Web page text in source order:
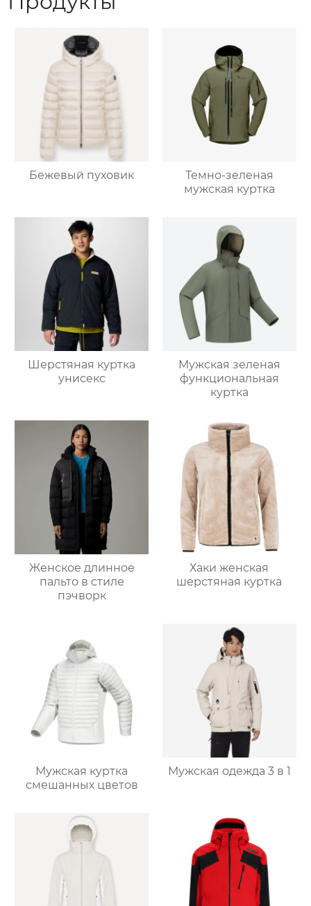
Бежевый пуховик
Темно-зеленая
мужская куртка
Шерстяная куртка
унисекс
Мужская зеленая
функциональная
куртка
Женское длинное
пальто в стиле
пэчворк
Хаки женская
шерстяная куртка
Мужская куртка
смешанных цветов
Мужская одежда 3 в 1